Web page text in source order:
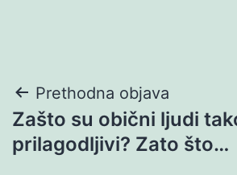
Navigacija
objava
Prethodna objava
Zašto su obični ljudi
prilagodljivi? Zato što…